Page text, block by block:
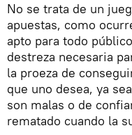
No se trata de un
apuestas, como
apto para todo
destreza necesaria
la proeza de
que uno desea, ya
son malas o de
rematado cuando la